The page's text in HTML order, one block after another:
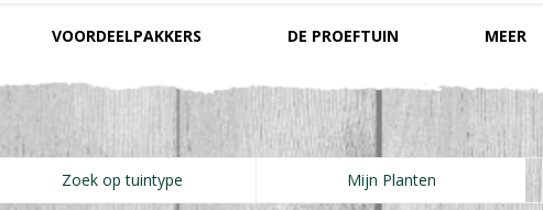
VOORDEELPAKKERS DE PROEFTUIN MEER
Zoek op tuintype Mijn Planten